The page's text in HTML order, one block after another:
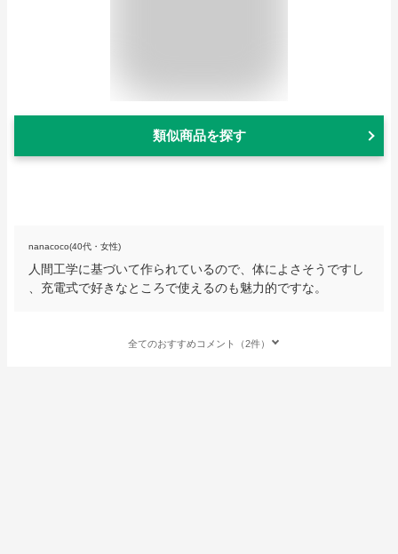
類似商品を探す
nanacoco(40代・女性)
人間工学に基づいて作られているので、体によさそうですし
、充電式で好きなところで使えるのも魅力的ですな。
全てのおすすめコメント（2件）